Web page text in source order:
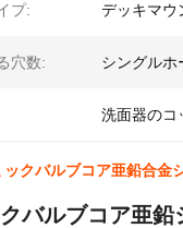
プ: デッキマウ
穴数: シングルホ
洗面器のコ
クバルブコア亜鉛合金
バルブコア亜